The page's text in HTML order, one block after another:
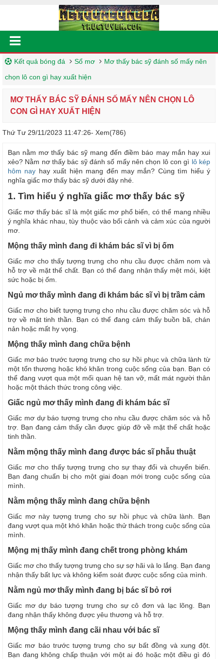
Kết quả bóng đá Sổ mơ
Mơ thấy bác sỹ đánh số mấy nên
chọn lô con gì hay xuất hiện
MƠ THẤY BÁC SỸ ĐÁNH SỐ MẤY NÊN CHỌN LÔ
CON GÌ HAY XUẤT HIỆN
Thứ Tư 29/11/2023 11:47:26- Xem(786)
Bạn nằm mơ thấy bác sỹ mang đến điềm báo may mắn hay xui
xẻo? Nằm nơ thấy bác sỹ đánh số mấy nên chọn lô con gì lô kép
hôm nay hay xuất hiện mang đến may mắn? Cùng tìm hiểu ý
nghĩa giấc mơ thấy bác sỹ dưới đây nhé.
1. Tìm hiểu ý nghĩa giấc mơ thấy bác sỹ
Giấc mơ thấy bác sĩ là một giấc mơ phổ biến, có thể mang nhiều
ý nghĩa khác nhau, tùy thuộc vào bối cảnh và cảm xúc của người
mơ.
Mộng thấy mình đang đi khám bác sĩ vì bị ốm
Giấc mơ cho thấy tượng trưng cho nhu cầu được chăm nom và
hỗ trợ về mặt thể chất. Bạn có thể đang nhận thấy mệt mỏi, kiệt
sức hoặc bị ốm.
Ngủ mơ thấy mình đang đi khám bác sĩ vì bị trầm cảm
Giấc mơ cho biết tượng trưng cho nhu cầu được chăm sóc và hỗ
trợ về mặt tinh thần. Bạn có thể đang cảm thấy buồn bã, chán
nản hoặc mất hy vọng.
Mộng thấy mình đang chữa bệnh
Giấc mơ báo trước tượng trưng cho sự hồi phục và chữa lành từ
một tổn thương hoặc khó khăn trong cuộc sống của bạn. Bạn có
thể đang vượt qua một mối quan hệ tan vỡ, mất mát người thân
hoặc một thách thức trong công việc.
Giấc ngủ mơ thấy mình đang đi khám bác sĩ
Giấc mơ dự báo tượng trưng cho nhu cầu được chăm sóc và hỗ
trợ. Bạn đang cảm thấy cần được giúp đỡ về mặt thể chất hoặc
tinh thần.
Nằm mộng thấy mình đang được bác sĩ phẫu thuật
Giấc mơ cho thấy tượng trưng cho sự thay đổi và chuyển biến.
Bạn đang chuẩn bị cho một giai đoạn mới trong cuộc sống của
mình.
Nằm mộng thấy mình đang chữa bệnh
Giấc mơ này tượng trưng cho sự hồi phục và chữa lành. Bạn
đang vượt qua một khó khăn hoặc thử thách trong cuộc sống của
mình.
Mộng mị thấy mình đang chết trong phòng khám
Giấc mơ cho thấy tượng trưng cho sự sợ hãi và lo lắng. Bạn đang
nhận thấy bất lực và không kiểm soát được cuộc sống của mình.
Nằm ngủ mơ thấy mình đang bị bác sĩ bỏ rơi
Giấc mơ dự báo tượng trưng cho sự cô đơn và lạc lõng. Bạn
đang nhận thấy không được yêu thương và hỗ trợ.
Mộng thấy mình đang cãi nhau với bác sĩ
Giấc mơ báo trước tượng trưng cho sự bất đồng và xung đột.
Bạn đang không chấp thuận với một ai đó hoặc một điều gì đó